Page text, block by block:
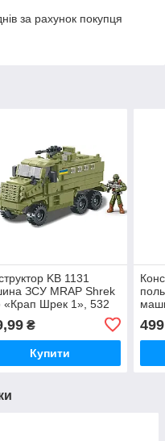
за рахунок покупця
KB 1131
ЗСУ MRAP Shrek
«Крап Шрек 1», 532
₴
Купити